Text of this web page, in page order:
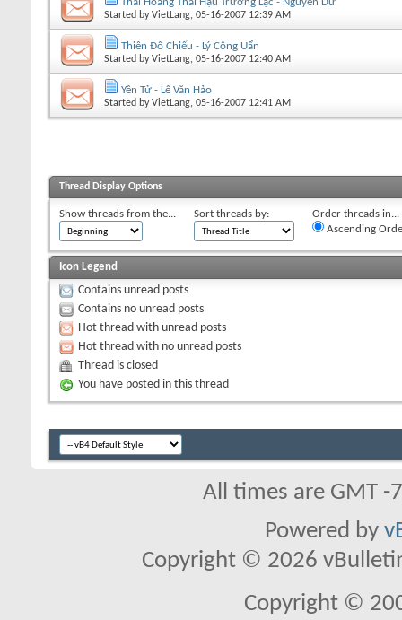
Started byVietLang, 05-16-2007 12:39 AM
Thiên Đô Chiếu - Lý Công Uẩn
Started byVietLang, 05-16-2007 12:40 AM
Yên Tử - Lê Văn Hảo
Started byVietLang, 05-16-2007 12:41 AM
Thread Display Options
Show threads from the... Sort threads by:
Order threads in...
Ascending
Icon Legend
Contains unread posts
Contains no unread posts
Hot thread with unread posts
Hot thread with no unread posts
Thread is closed
You have posted in this thread
All times are GMT
Powered by
Copyright © 2026
Copyright ©